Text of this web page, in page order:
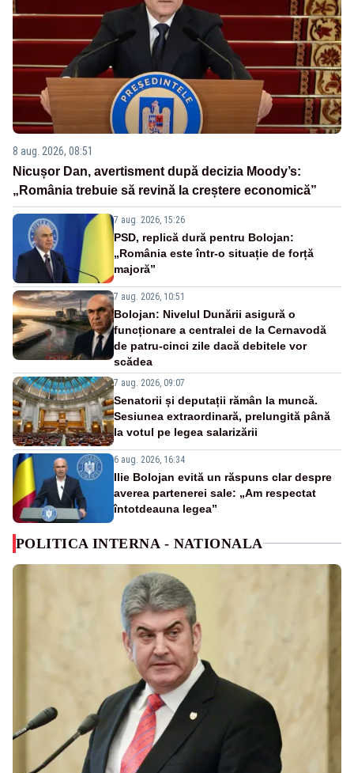
8 aug. 2026, 08:51
Nicușor Dan, avertisment după decizia Moody’s:
„România trebuie să revină la creștere economică”
7 aug. 2026, 15:26
PSD, replică dură pentru Bolojan:
„România este într-o situație de forță
majoră”
7 aug. 2026, 10:51
Bolojan: Nivelul Dunării asigură o
funcționare a centralei de la Cernavodă
de patru-cinci zile dacă debitele vor
scădea
7 aug. 2026, 09:07
Senatorii și deputații rămân la muncă.
Sesiunea extraordinară, prelungită până
la votul pe legea salarizării
6 aug. 2026, 16:34
Ilie Bolojan evită un răspuns clar despre
averea partenerei sale: „Am respectat
întotdeauna legea”
POLITICA INTERNA - NATIONALA